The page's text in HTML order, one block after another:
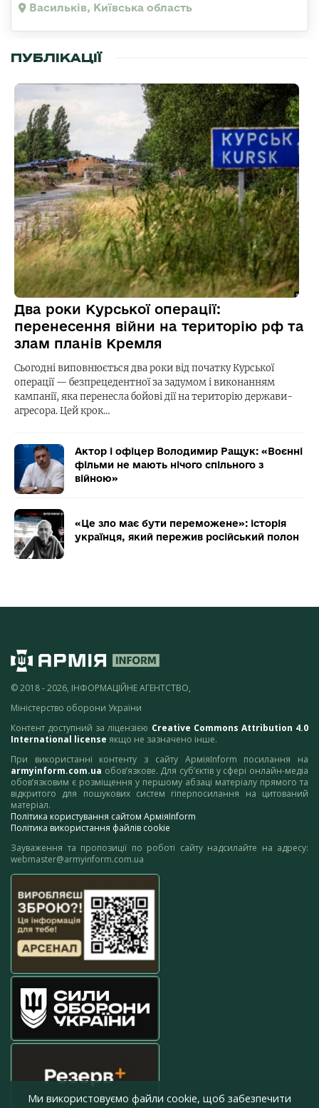
Васильків, Київська область
ПУБЛІКАЦІЇ
Два роки Курської операції:
перенесення війни на територію рф та
злам планів Кремля
Сьогодні виповнюється два роки від початку Курської
операції — безпрецедентної за задумом і виконанням
кампанії, яка перенесла бойові дії на територію держави-
агресора. Цей крок…
Актор і офіцер Володимир Ращук: «Воєнні
фільми не мають нічого спільного з
війною»
«Це зло має бути переможене»: історія
українця, який пережив російський полон
© 2018 - 2026, ІНФОРМАЦІЙНЕ АГЕНТСТВО,
Міністерство оборони України
Контент доступний за ліцензією Creative Commons Attribution 4.0
International license якщо не зазначено інше.
При використанні контенту з сайту АрміяInform посилання на
armyinform.com.ua обов’язкове. Для суб’єктів у сфері онлайн-медіа
обов’язковим є розміщення у першому абзаці матеріалу прямого та
відкритого для пошукових систем гіперпосилання на цитований
матеріал.
Політика користування сайтом АрміяInform
Політика використання файлів cookie
Зауваження та пропозиції по роботі сайту надсилайте на адресу:
webmaster@armyinform.com.ua
Ми використовуємо файли cookie, щоб забезпечити